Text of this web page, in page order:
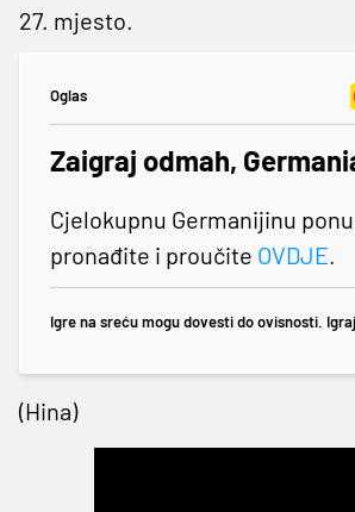
27. mjesto.
Oglas
Zaigraj odmah,
Cjelokupnu Germanijinu
pronađite i proučite OVDJE.
Igre na sreću mogu dovesti do ovisnosti.
(Hina)